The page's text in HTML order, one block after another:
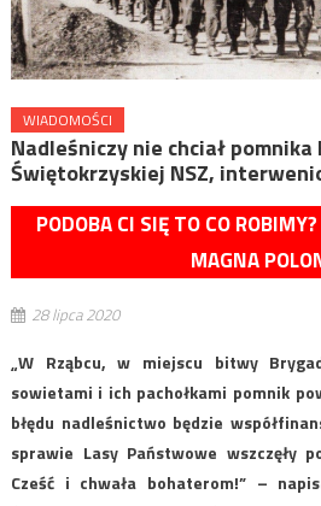
WIADOMOŚCI
Nadleśniczy nie chciał pomnika
Świętokrzyskiej NSZ,
PODOBA CI SIĘ TO CO
MAGNA
28 lipca 2020
„W Rząbcu, w miejscu bitwy
sowietami i ich pachołkami pomnik
błędu nadleśnictwo będzie
sprawie Lasy Państwowe wszczęły
Cześć i chwała bohaterom!” –